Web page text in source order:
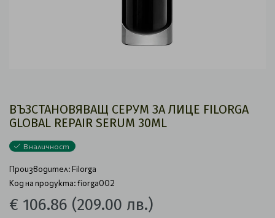
ВЪЗСТАНОВЯВАЩ СЕРУМ ЗА ЛИЦЕ FILORGA
GLOBAL REPAIR SERUM 30ML
В наличност
Производител:Filorga
Код на продукта: fiorga002
€ 106.86 (209.00 лв.)